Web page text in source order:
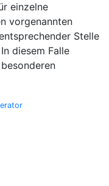
einzelne
vorgenannten
Stelle
diesem Falle